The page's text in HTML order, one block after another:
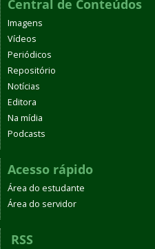
Central de Conteúdos
Imagens
Vídeos
Periódicos
Repositório
Notícias
Editora
Na mídia
Podcasts
Acesso rápido
Área do estudante
Área do servidor
RSS